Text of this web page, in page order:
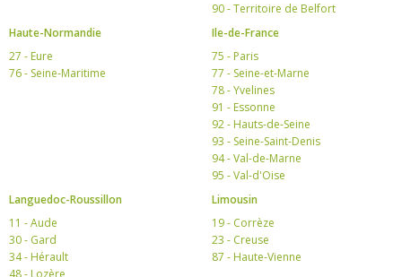
90 - Territoire de Belfort
Haute-Normandie
27 - Eure
76 - Seine-Maritime
Ile-de-France
75 - Paris
77 - Seine-et-Marne
78 - Yvelines
91 - Essonne
92 - Hauts-de-Seine
93 - Seine-Saint-Denis
94 - Val-de-Marne
95 - Val-d'Oise
Languedoc-Roussillon
11 - Aude
30 - Gard
34 - Hérault
48 - Lozère
Limousin
19 - Corrèze
23 - Creuse
87 - Haute-Vienne